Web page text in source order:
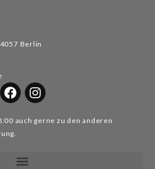
Berlin
auch gerne zu den anderen